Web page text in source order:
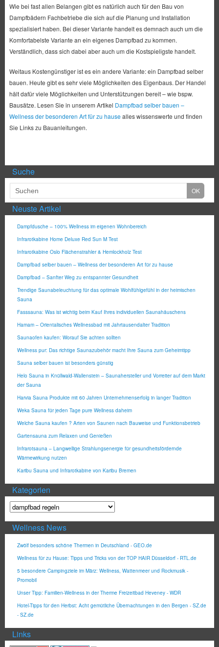
Wie bei fast allen Belangen gibt es natürlich auch für den Bau von
Dampfbädern Fachbetriebe die sich auf die Planung und Installation
spezialisiert haben. Bei dieser Variante handelt es demnach auch um die
Komfortabelste Variante an ein eigenes Dampfbad zu kommen.
Verständlich, dass sich dabei aber auch um die Kostspieligste handelt.
Weitaus Kostengünstiger ist es ein andere Variante: ein Dampfbad selber
bauen. Heute gibt es sehr viele Möglichkeiten des Eigenbaus. Der Handel
hält dafür viele Möglichkeiten und Unterstützungen bereit – wie bspw.
Bausätze. Lesen Sie in unserem Artikel Dampfbad selber bauen –
Wellness der besonderen Art für zu hause alles wissenswerte und finden
Sie Links zu Bauanleitungen.
Suche
Neuste Artikel
Dampfdusche – 100% Wellness im eigenen Wohnbereich
Infrarotkabine Home Deluxe Red Sun M Test
Infrarotkabine Oslo Flächenstrahler & Hemlockholz Test
Dampfbad selber bauen – Wellness der besonderen Art für zu hause
Dampfbad – Sanfter Weg zu entspannter Gesundheit
Trendige Saunabeleuchtung für das optimale Wohlfühlgefühl in der heimischen
Sauna
Fasssauna: Was ist wichtig beim Kauf Ihres individuellen Saunahäuschens
Hamam – Orientalisches Wellnessbad mit Jahrtausendalter Tradition
Saunaofen kaufen: Worauf Sie achten sollten
Wellness pur: Das richtige Saunazubehör macht Ihre Sauna zum Geheimtipp
Sauna selber bauen ist besonders günstig
Helo Sauna in Knüllwald-Wallenstein – Saunahersteller und Vorreiter auf dem Markt
der Sauna
Harvia Sauna Produkte mit 60 Jahren Unternehmenserfolg in langer Tradition
Weka Sauna für jeden Tage pure Wellness daheim
Welche Sauna kaufen ? Arten von Saunen nach Bauweise und Funktionsbetrieb
Gartensauna zum Relaxen und Genießen
Infrarotsauna – Langwellige Strahlungsenergie für gesundheitsfördernde
Wärmewirkung nutzen
Karibu Sauna und Infrarotkabine von Karibu Bremen
Kategorien
Wellness News
Zwölf besonders schöne Thermen in Deutschland - GEO.de
Wellness für zu Hause: Tipps und Tricks von der TOP HAIR Düsseldorf - RTL.de
5 besondere Campingziele im März: Wellness, Wattenmeer und Rockmusik -
Promobil
Unser Tipp: Familien-Wellness in der Therme Freizeitbad Heveney - WDR
Hotel-Tipps für den Herbst: Acht gemütliche Übernachtungen in den Bergen - SZ.de
- SZ.de
Links